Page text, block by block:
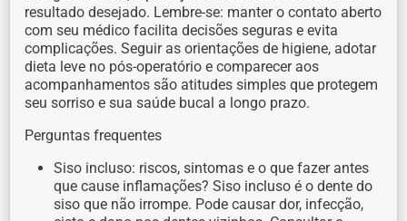
resultado desejado. Lembre-se: manter o contato aberto
com seu médico facilita decisões seguras e evita
complicações. Seguir as orientações de higiene, adotar
dieta leve no pós-operatório e comparecer aos
acompanhamentos são atitudes simples que protegem
seu sorriso e sua saúde bucal a longo prazo.
Perguntas frequentes
Siso incluso: riscos, sintomas e o que fazer antes
que cause inflamações? Siso incluso é o dente do
siso que não irrompe. Pode causar dor, infecção,